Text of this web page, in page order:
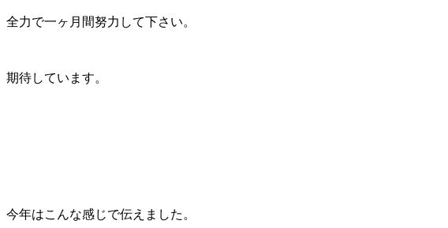
全力で一ヶ月間努力して下さい。
期待しています。
今年はこんな感じで伝えました。